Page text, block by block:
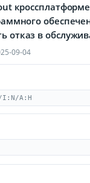
отказ в
09-04
I:N/A:H